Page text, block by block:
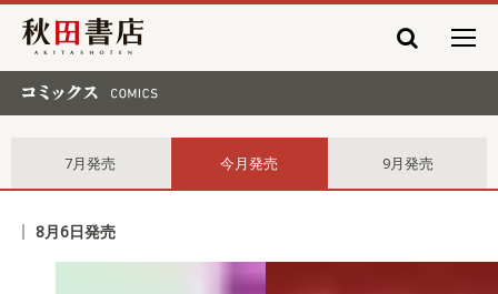
秋田書店
7月発売 今月発売 9月発売
8月6日発売